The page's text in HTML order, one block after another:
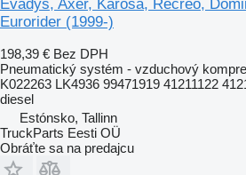
Evadys, Axer, Karosa, Recreo,
Eurorider (1999-)
198,39 € Bez DPH
Pneumatický systém - vzduchový
K022263 LK4936 99471919 41211122
diesel
Estónsko, Tallinn
TruckParts Eesti OÜ
Obráťte sa na predajcu